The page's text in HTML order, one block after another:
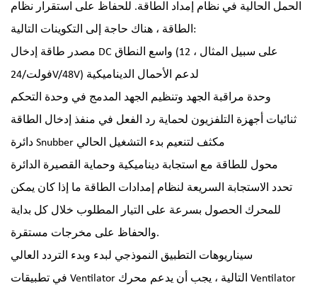
الحمل الحالية في نظام إمداد الطاقة. للحفاظ على استقرار نظام
الطاقة ، هناك حاجة إلى التكوينات التالية:
مصدر طاقة إدخال DC واسع النطاق (على سبيل المثال ، 12
فولت/24V/48V) لدعم الأحمال الديناميكية
وحدة مراقبة الجهد وتنظيم الجهد المدمج في وحدة التحكم
ثنائيات أجهزة التلفزيون لحماية رد الفعل في منفذ إدخال الطاقة
دائرة Snubber مكثف لتنعيم بدء التشغيل الحالي
محول للطاقة مع استجابة ديناميكية وحماية القصيرة الدائرة
تحدد الاستجابة السريعة لنظام إمدادات الطاقة ما إذا كان يمكن
للمحرك الحصول بسرعة على التيار المطلوب خلال كل بداية
والحفاظ على مخرجات مستقرة.
سيناريوهات التطبيق النموذجي لبدء وبدء التردد العالي
في تطبيقات Ventilator التالية ، يجب أن يدعم محرك Ventilator